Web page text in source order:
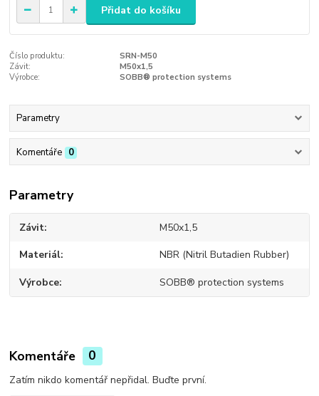
Přidat do košíku
Číslo produktu:
SRN-M50
Závit:
M50x1,5
Výrobce:
SOBB® protection systems
Parametry
Komentáře 0
Parametry
Závit M50x1,5
Materiál NBR (Nitril Butadien Rubber)
Výrobce SOBB® protection systems
Komentáře 0
Zatím nikdo komentář nepřidal. Buďte první.